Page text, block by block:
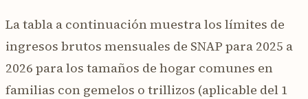
La tabla a continuación muestra los límites de
ingresos brutos mensuales de SNAP para 2025 a
2026 para los tamaños de hogar comunes en
familias con gemelos o trillizos (aplicable del 1